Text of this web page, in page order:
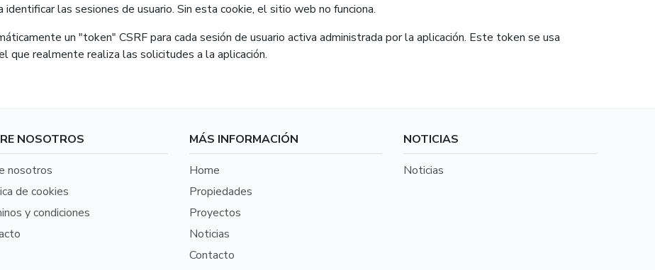
identificar las sesiones de usuario. Sin esta cookie, el sitio web no funciona.
un "token" CSRF para cada sesión de usuario activa administrada por la aplicación. Este token se usa
que realmente realiza las solicitudes a la aplicación.
NOSOTROS
nosotros
de cookies
y condiciones
MÁS INFORMACIÓN
Home
Propiedades
Proyectos
Noticias
Contacto
NOTICIAS
Noticias